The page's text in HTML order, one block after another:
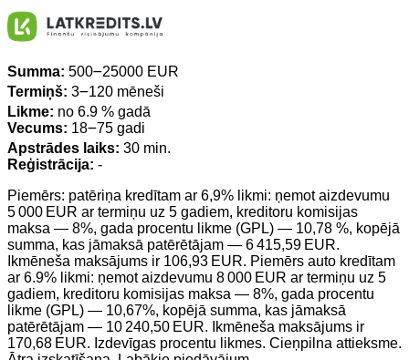
Summa: 500౼25000 EUR
Termiņš: 3౼120 mēneši
Likme: no 6.9 % gadā
Vecums: 18౼75 gadi
Apstrādes laiks: 30 min.
Reģistrācija: -
Piemērs: patēriņa kredītam ar 6,9% likmi: ņemot aizdevumu
5 000 EUR ar termiņu uz 5 gadiem, kreditoru komisijas
maksa — 8%, gada procentu likme (GPL) — 10,78 %, kopējā
summa, kas jāmaksā patērētājam — 6 415,59 EUR.
Ikmēneša maksājums ir 106,93 EUR. Piemērs auto kredītam
ar 6.9% likmi: ņemot aizdevumu 8 000 EUR ar termiņu uz 5
gadiem, kreditoru komisijas maksa — 8%, gada procentu
likme (GPL) — 10,67%, kopējā summa, kas jāmaksā
patērētājam — 10 240,50 EUR. Ikmēneša maksājums ir
170,68 EUR. Izdevīgas procentu likmes. Cieņpilna attieksme.